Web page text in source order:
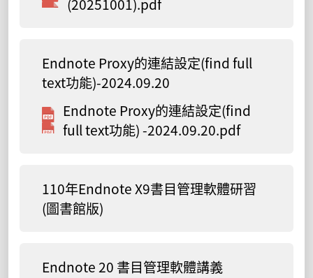
(20251001).pdf
Endnote Proxy的連結設定(find full
text功能)-2024.09.20
Endnote Proxy的連結設定(find
full text功能) -2024.09.20.pdf
110年Endnote X9書目管理軟體研習
(圖書館版)
Endnote 20 書目管理軟體講義